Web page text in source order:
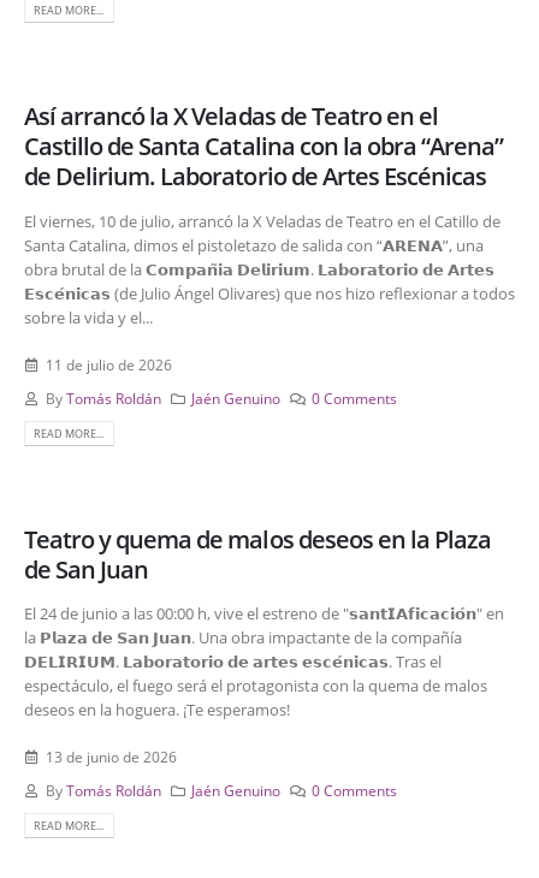
READ MORE...
Así arrancó la X Veladas de Teatro en el
Castillo de Santa Catalina con la obra “Arena”
de Delirium. Laboratorio de Artes Escénicas
El viernes, 10 de julio, arrancó la X Veladas de Teatro en el Catillo de
Santa Catalina, dimos el pistoletazo de salida con “𝗔𝗥𝗘𝗡𝗔”, una
obra brutal de la 𝗖𝗼𝗺𝗽𝗮𝗻̃𝗶𝗮 𝗗𝗲𝗹𝗶𝗿𝗶𝘂𝗺. 𝗟𝗮𝗯𝗼𝗿𝗮𝘁𝗼𝗿𝗶𝗼 𝗱𝗲 𝗔𝗿𝘁𝗲𝘀
𝗘𝘀𝗰𝗲́𝗻𝗶𝗰𝗮𝘀 (de Julio Ángel Olivares) que nos hizo reflexionar a todos
sobre la vida y el...
11 de julio de 2026
ByTomás Roldán Jaén Genuino 0 Comments
READ MORE...
Teatro y quema de malos deseos en la Plaza
de San Juan
El 24 de junio a las 00:00 h, vive el estreno de "𝘀𝗮𝗻𝘁𝗜𝗔𝗳𝗶𝗰𝗮𝗰𝗶𝗼́𝗻" en
la 𝗣𝗹𝗮𝘇𝗮 𝗱𝗲 𝗦𝗮𝗻 𝗝𝘂𝗮𝗻. Una obra impactante de la compañía
𝗗𝗘𝗟𝗜𝗥𝗜𝗨𝗠. 𝗟𝗮𝗯𝗼𝗿𝗮𝘁𝗼𝗿𝗶𝗼 𝗱𝗲 𝗮𝗿𝘁𝗲𝘀 𝗲𝘀𝗰𝗲́𝗻𝗶𝗰𝗮𝘀. Tras el
espectáculo, el fuego será el protagonista con la quema de malos
deseos en la hoguera. ¡Te esperamos!
13 de junio de 2026
ByTomás Roldán Jaén Genuino 0 Comments
READ MORE...